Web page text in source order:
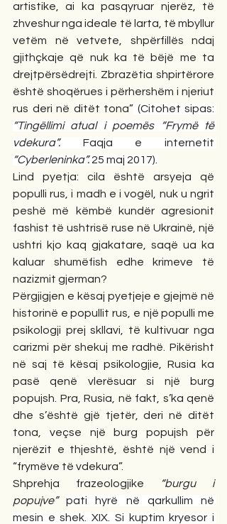
artistike, ai ka pasqyruar njerëz, të
zhveshur nga ideale të larta, të mbyllur
vetëm në vetvete, shpërfillës ndaj
gjithçkaje që nuk ka të bëjë me ta
drejtpërsëdrejti. Zbrazëtia shpirtërore
është shoqërues i përhershëm i njeriut
rus deri në ditët tona”
“Tingëllimi atual i poemës “Frymë të
vdekura”.
“Cyberleninka”. 25 maj 2017).
Lind pyetja: cila është arsyeja që
populli rus, i madh e i vogël, nuk u ngrit
peshë më këmbë kundër agresionit
fashist të ushtrisë ruse në Ukrainë, një
ushtri kjo kaq gjakatare, saqë ua ka
kaluar shumëfish edhe krimeve të
nazizmit gjerman?
Përgjigjen e kësaj pyetjeje e gjejmë në
historinë e popullit rus, e një populli me
psikologji prej skllavi, të kultivuar nga
carizmi për shekuj me radhë. Pikërisht
në saj të kësaj psikologjie, Rusia ka
pasë qenë vlerësuar si një burg
popujsh. Pra, Rusia, në fakt, s’ka qenë
dhe s’është gjë tjetër, deri në ditët
tona, veçse një burg popujsh për
njerëzit e thjeshtë, është një vend i
“frymëve të vdekura”.
Shprehja frazeologjike
“burgu i
popujve”
pati hyrë në qarkullim në
mesin e shek. XIX. Si kuptim kryesor i